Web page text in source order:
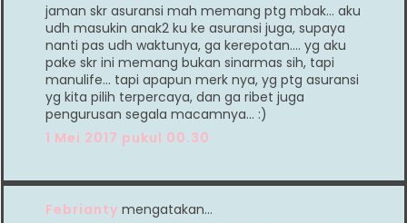
jaman skr asuransi mah memang ptg mbak... aku
udh masukin anak2 ku ke asuransi juga, supaya
nanti pas udh waktunya, ga kerepotan.... yg aku
pake skr ini memang bukan sinarmas sih, tapi
manulife... tapi apapun merk nya, yg ptg asuransi
yg kita pilih terpercaya, dan ga ribet juga
pengurusan segala macamnya... :)
1 Mei 2017 pukul 00.30
Febrianty mengatakan…